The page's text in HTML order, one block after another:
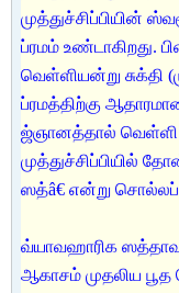
முத்துச்சிப்பியின்
ப்ரமம் உண்டாகிறது.
வெள்ளியன்று சுக்தி
ப்ரமத்திற்கு
ஜ்ஞானத்தால் வெள்ளி
முத்துச்சிப்பியில்
ஸத்â€ என்று
வ்யாவஹாரிக
ஆகாசம் முதலிய